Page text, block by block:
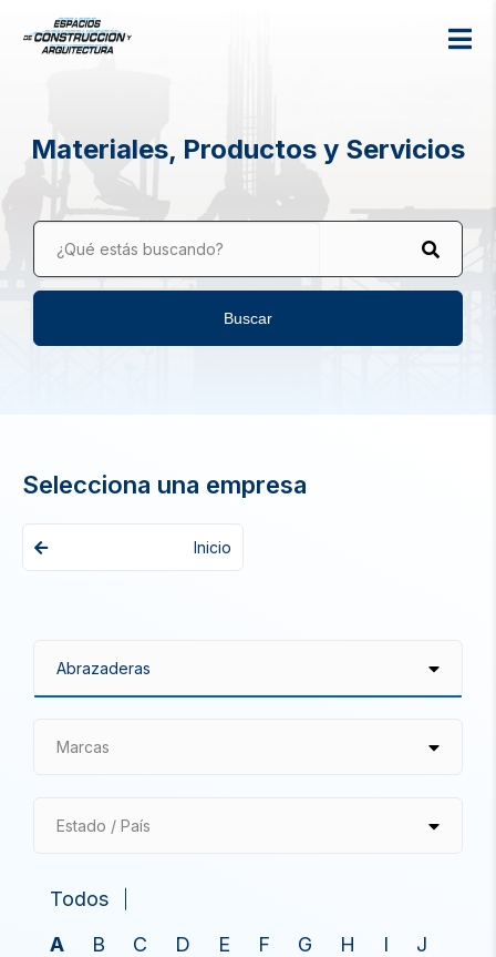
Materiales, Productos y Servicios
¿Qué estás buscando?
Buscar
Selecciona una empresa
Inicio
Marcas
Estado / País
Todos
A
B C D E F G H I
J